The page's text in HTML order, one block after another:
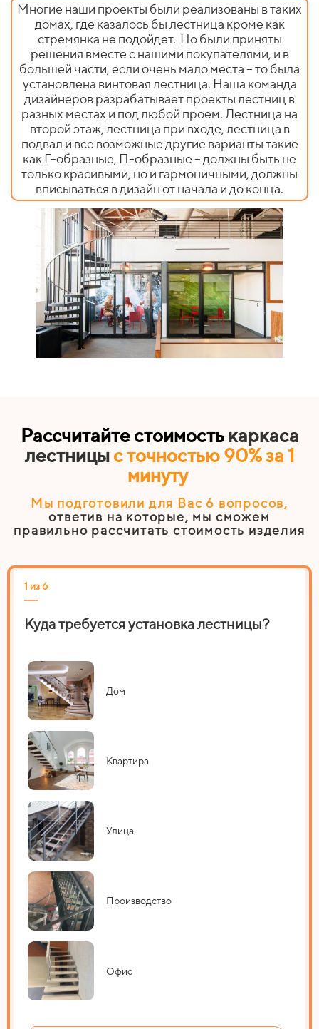
Многие наши проекты были реализованы в таких
домах, где казалось бы лестница кроме как
стремянка не подойдет. Но были приняты
решения вместе с нашими покупателями, и в
большей части, если очень мало места – то была
установлена винтовая лестница. Наша команда
дизайнеров разрабатывает проекты лестниц в
разных местах и под любой проем. Лестница на
второй этаж, лестница при входе, лестница в
подвал и все возможные другие варианты такие
как Г-образные, П-образные – должны быть не
только красивыми, но и гармоничными, должны
вписываться в дизайн от начала и до конца.
Рассчитайте стоимостькаркаса
лестницыс точностью 90% за 1
минуту
Мы подготовили для Вас 6 вопросов,
ответив на которые, мы сможем
правильно рассчитать стоимость изделия
1 из 6
Куда требуется установка лестницы?
Дом
Квартира
Улица
Производство
Офис